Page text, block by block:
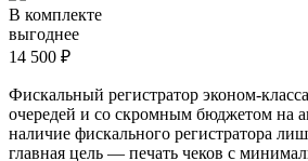
В комплекте
выгоднее
14 500 ₽
Фискальный регистратор эконом-
очередей и со скромным бюджетом на
наличие фискального регистратора
главная цель — печать чеков с